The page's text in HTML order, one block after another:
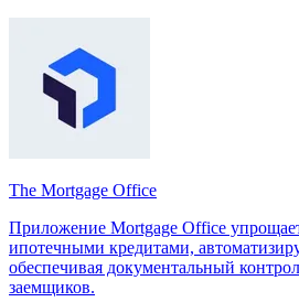
The Mortgage Office
Приложение Mortgage Office
ипотечными кредитами,
обеспечивая документальный
заемщиков.